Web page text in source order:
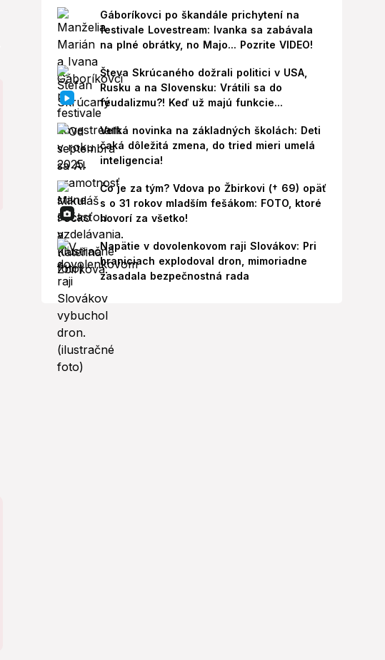
Gáboríkovci po škandále prichytení na
festivale Lovestream: Ivanka sa zabávala
na plné obrátky, no Majo... Pozrite VIDEO!
Števa Skrúcaného dožrali politici v USA,
Rusku a na Slovensku: Vrátili sa do
feudalizmu?! Keď už majú funkcie...
Veľká novinka na základných školách: Deti
čaká dôležitá zmena, do tried mieri umelá
inteligencia!
Čo je za tým? Vdova po Žbirkovi († 69) opäť
s o 31 rokov mladším fešákom: FOTO, ktoré
hovorí za všetko!
Napätie v dovolenkovom raji Slovákov: Pri
hraniciach explodoval dron, mimoriadne
zasadala bezpečnostná rada